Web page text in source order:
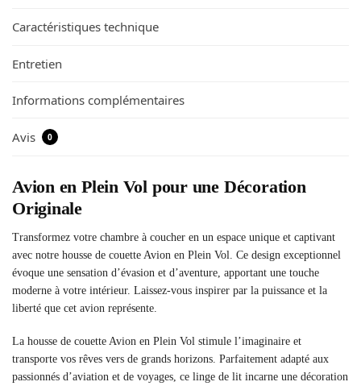
Caractéristiques technique
Entretien
Informations complémentaires
Avis 0
Avion en Plein Vol pour une Décoration
Originale
Transformez votre chambre à coucher en un espace unique et captivant
avec notre housse de couette Avion en Plein Vol. Ce design exceptionnel
évoque une sensation d’évasion et d’aventure, apportant une touche
moderne à votre intérieur. Laissez-vous inspirer par la puissance et la
liberté que cet avion représente.
La housse de couette Avion en Plein Vol stimule l’imaginaire et
transporte vos rêves vers de grands horizons. Parfaitement adapté aux
passionnés d’aviation et de voyages, ce linge de lit incarne une décoration